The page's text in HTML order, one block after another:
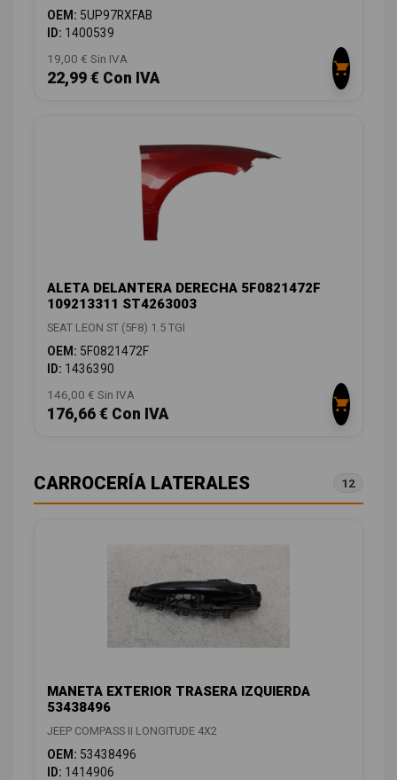
OEM: 5UP97RXFAB
ID: 1400539
19,00 € Sin IVA
22,99 € Con IVA
ALETA DELANTERA DERECHA 5F0821472F
109213311 ST4263003
SEAT LEON ST (5F8) 1.5 TGI
OEM: 5F0821472F
ID: 1436390
146,00 € Sin IVA
176,66 € Con IVA
CARROCERÍA LATERALES 12
MANETA EXTERIOR TRASERA IZQUIERDA
53438496
JEEP COMPASS II LONGITUDE 4X2
OEM: 53438496
ID: 1414906